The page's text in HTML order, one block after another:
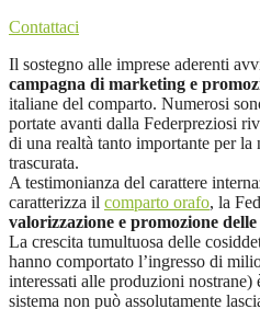
Contattaci
Il sostegno alle imprese aderenti
campagna di marketing e
italiane del comparto. Numerosi
portate avanti dalla Federpreziosi
di una realtà tanto importante per la
trascurata.
A testimonianza del carattere
caratterizza il comparto orafo, la
valorizzazione e promozione
La crescita tumultuosa delle
hanno comportato l’ingresso di
interessati alle produzioni nostrane)
sistema non può assolutamente